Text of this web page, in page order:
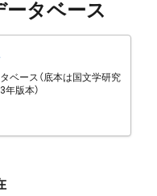
タベース
ベース（底本は国文学研究
版本）